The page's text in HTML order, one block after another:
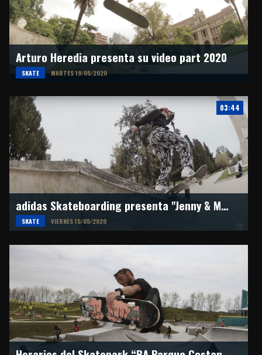
Arturo Heredia presenta su video part 2020
SKATE MARTES 19/05/2020
03:44
adidas Skateboarding presenta "Jenny & Mariah"
SKATE VIERNES 15/05/2020